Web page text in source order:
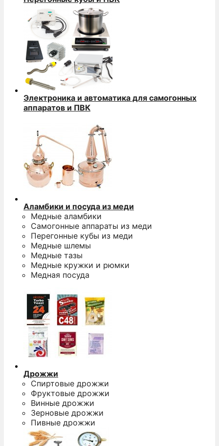
Электроника и автоматика для самогонных
аппаратов и ПВК
Аламбики и посуда из меди
Медные аламбики
Самогонные аппараты из меди
Перегонные кубы из меди
Медные шлемы
Медные тазы
Медные кружки и рюмки
Медная посуда
Дрожжи
Спиртовые дрожжи
Фруктовые дрожжи
Винные дрожжи
Зерновые дрожжи
Пивные дрожжи